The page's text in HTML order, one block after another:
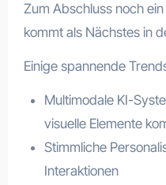
Zum Abschluss noch
kommt als Nächstes in
Einige spannende
Multimodale KI-
visuelle Elemente
Stimmliche
Interaktionen